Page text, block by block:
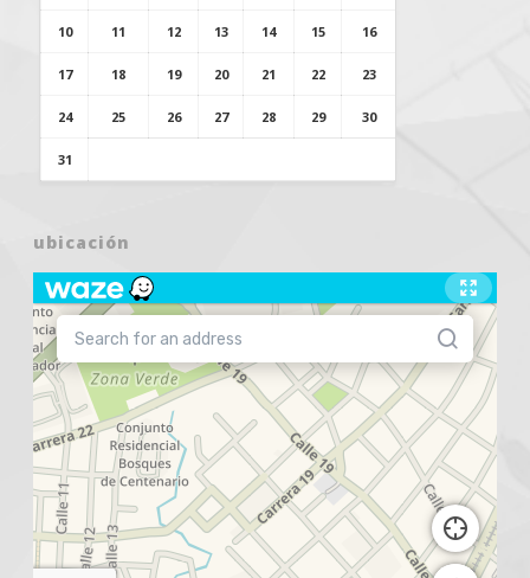
10 11 12 13 14 15 16
17 18 19 20 21 22 23
24 25 26 27 28 29 30
31
ubicación